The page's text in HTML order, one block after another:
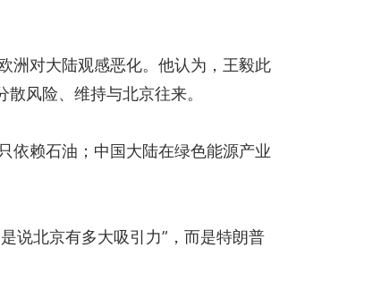
洲对大陆观感恶化。他认为，王毅此
风险、维持与北京往来。
依赖石油；中国大陆在绿色能源产业
说北京有多大吸引力”，而是特朗普